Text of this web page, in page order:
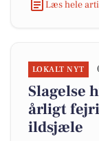
Læs hele
LOKALT NYT
Slagelse
årligt
ildsjæle